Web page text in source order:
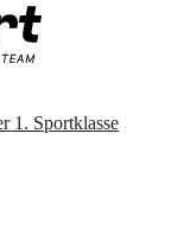
1. Sportklasse